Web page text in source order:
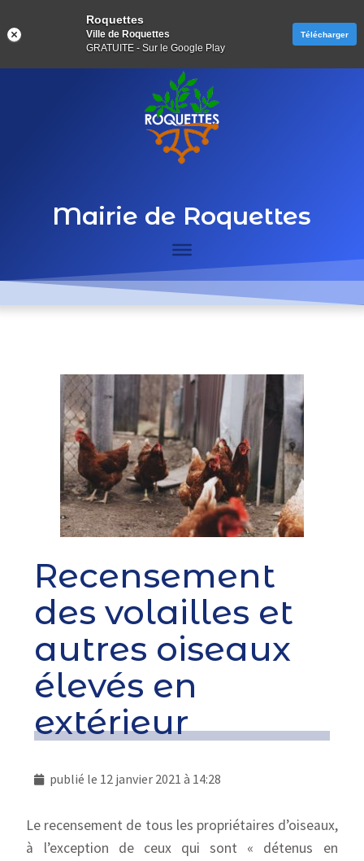
Mairie de Roquettes
Recensement
des volailles et
autres oiseaux
élevés en
extérieur
publié le 12 janvier 2021 à 14:28
Le recensement de tous les propriétaires d’oiseaux,
à l’exception de ceux qui sont « détenus en
Roquettes
Ville de Roquettes
GRATUITE - Sur le Google Play
Télécharger